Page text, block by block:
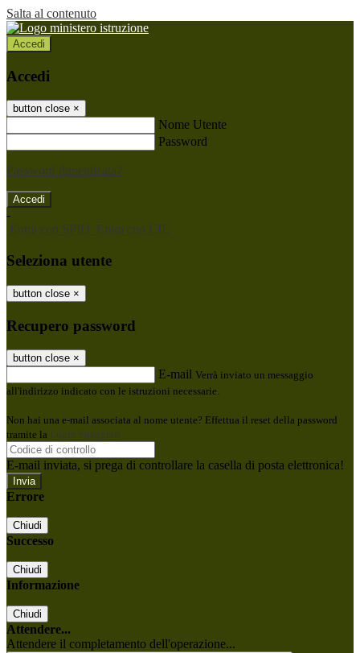
Salta al contenuto
Accedi
Accedi
button close ×
Nome Utente
Password
Password dimenticata?
-
Entra con SPID Entra con CIE
Seleziona utente
button close ×
Recupero password
button close ×
E-mail Verrà inviato un messaggio
all'indirizzo indicato con le istruzioni necessarie.
Non hai una e-mail associata al nome utente? Effettua il reset della password
tramite la Login Spaggiari
E-mail inviata, si prega di controllare la casella di posta elettronica!
Errore
Chiudi
Successo
Chiudi
Informazione
Chiudi
Attendere...
Attendere il completamento dell'operazione...